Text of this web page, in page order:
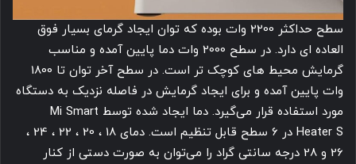
سطح حداکثر 2200 وات بوده که توان ایجاد گرمای بسیار فوق
العاده ای دارد. در سطح 2000 وات دما پایین آمده و مناسب
گرمایش محیط های کوچک تر است. در سطح آخر توان تا 1800
وات پایین آمده و برای ایجاد گرمایش در فاصله نزدیک به دستگاه
مورد استفاده قرار می‌گیرد. دما ایجاد شده توسط Mi Smart
Heater S در 6 سطح قابل تنظیم است. دمای 18 ، 20 ، 22 ، 24 ،
26 و 28 درجه سانتی گراد را می‌توان به صورت دستی از کنار